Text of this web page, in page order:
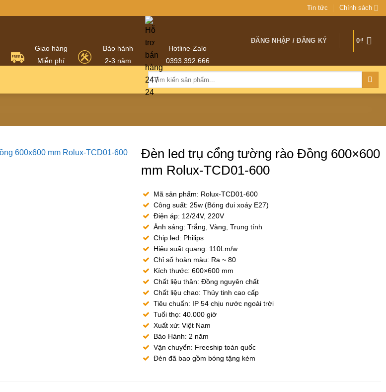
Tin tức Chính sách
Giao hàng
Miễn phí
Bảo hành
2-3 năm
Hotline-Zalo
0393.392.666
ĐĂNG NHẬP / ĐĂNG KÝ 0₫
Tìm
kiếm:
Đèn led trụ cổng tường rào Đồng 600×600
mm Rolux-TCD01-600
Mã sản phẩm: Rolux-TCD01-600
Công suất: 25w (Bóng đui xoáy E27)
Điện áp: 12/24V, 220V
Ánh sáng: Trắng, Vàng, Trung tính
Chip led: Philips
Hiệu suất quang: 110Lm/w
Chỉ số hoàn màu: Ra ~ 80
Kích thước: 600×600 mm
Chất liệu thân: Đồng nguyên chất
Chất liệu chao: Thủy tinh cao cấp
Tiêu chuẩn: IP 54 chịu nước ngoài trời
Tuổi thọ: 40.000 giờ
Xuất xứ: Việt Nam
Bảo Hành: 2 năm
Vận chuyển: Freeship toàn quốc
Đèn đã bao gồm bóng tặng kèm